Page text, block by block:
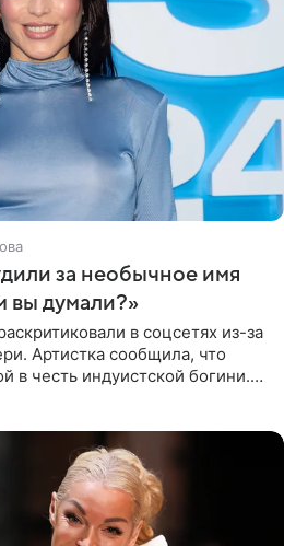
за необычное имя
вы думали?»
в соцсетях из-за
Артистка сообщила, что
в честь индуистской богини.